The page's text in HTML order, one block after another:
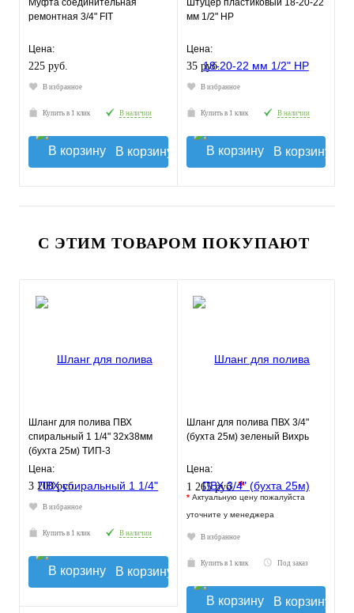
Муфта соединительная
ремонтная 3/4" FIT
Цена:
225 руб.
В избранное
Купить в 1 клик В наличии
В корзину
Штуцер пластиковый 18-20-22
мм 1/2" НР
Цена:
35 руб.
В избранное
Купить в 1 клик В наличии
В корзину
С ЭТИМ ТОВАРОМ ПОКУПАЮТ
Шланг для полива ПВХ
спиральный 1 1/4" 32х38мм
(бухта 25м) ТИП-3
слабонапорный
морозостойкий
Цена:
3 200 руб.
В избранное
Купить в 1 клик В наличии
В корзину
Шланг для полива ПВХ 3/4"
(бухта 25м) зеленый Вихрь
Цена:
1 265 руб.*
* Актуальную цену пожалуйста
уточните у менеджера
В избранное
Купить в 1 клик Под заказ
В корзину